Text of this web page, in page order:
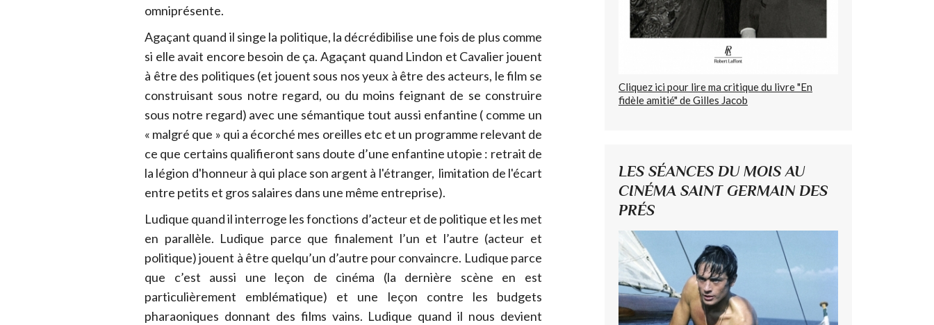
omniprésente.
Agaçant quand il singe la politique, la décrédibilise une fois de plus comme
si elle avait encore besoin de ça. Agaçant quand Lindon et Cavalier jouent
à être des politiques (et jouent sous nos yeux à être des acteurs, le film se
construisant sous notre regard, ou du moins feignant de se construire
sous notre regard) avec une sémantique tout aussi enfantine ( comme un
« malgré que » qui a écorché mes oreilles etc et un programme relevant de
ce que certains qualifieront sans doute d’une enfantine utopie : retrait de
la légion d'honneur à qui place son argent à l'étranger, limitation de l'écart
entre petits et gros salaires dans une même entreprise).
Ludique quand il interroge les fonctions d’acteur et de politique et les met
en parallèle. Ludique parce que finalement l’un et l’autre (acteur et
politique) jouent à être quelqu’un d’autre pour convaincre. Ludique parce
que c’est aussi une leçon de cinéma (la dernière scène en est
particulièrement emblématique) et une leçon contre les budgets
pharaoniques donnant des films vains. Ludique quand il nous devient
Cliquez ici pour lire ma critique du livre "En
fidèle amitié" de Gilles Jacob
LES SÉANCES DU MOIS AU
CINÉMA SAINT GERMAIN DES
PRÉS